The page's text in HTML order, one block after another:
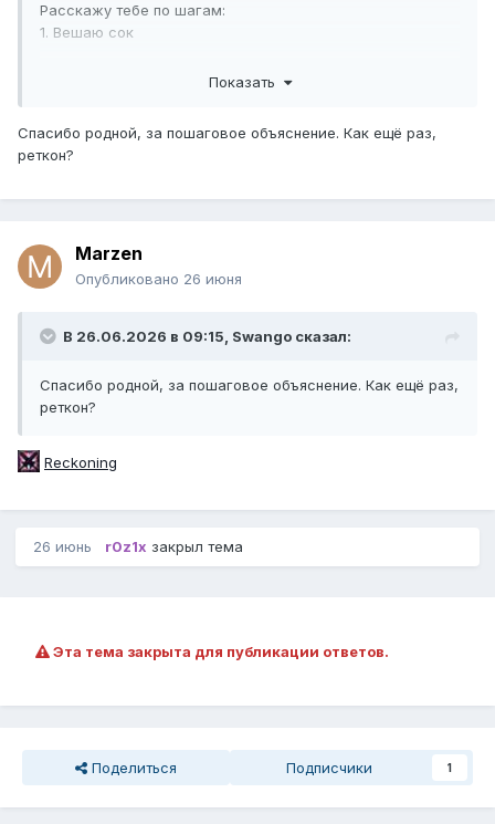
Расскажу тебе по шагам:
1. Вешаю сок
оф блуд) - это называется твист.
4. Прокает СоК и 3 раза СоБ
Показать
Спасибо родной, за пошаговое объяснение. Как ещё раз,
реткон?
Marzen
Опубликовано 26 июня
В 26.06.2026 в 09:15, Swango сказал:
Спасибо родной, за пошаговое объяснение. Как ещё раз,
реткон?
Reckoning
26 июнь r0z1x закрыл тема
Эта тема закрыта для публикации ответов.
Поделиться Подписчики 1